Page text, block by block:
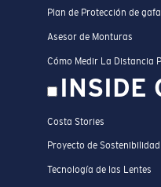
Plan de Protección de
Asesor de Monturas
Cómo Medir La Distancia
INSIDE
Costa Stories
Proyecto de Sostenibilidad
Tecnología de las Lentes